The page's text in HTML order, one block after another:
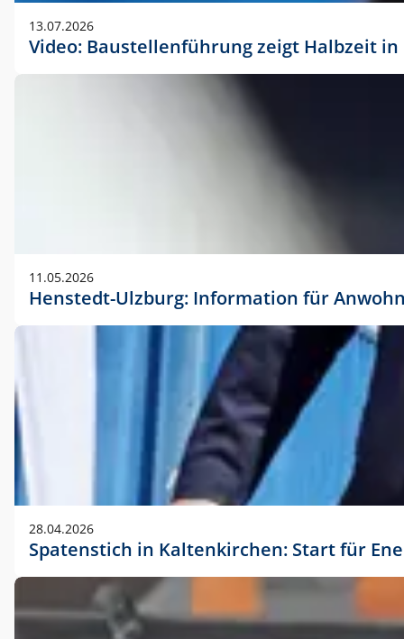
13.07.2026
Video: Baustellenführung zeigt Halbzeit
11.05.2026
Henstedt-Ulzburg: Information für
28.04.2026
Spatenstich in Kaltenkirchen: Start für